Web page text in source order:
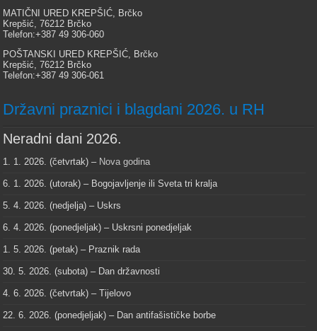
MATIČNI URED KREPŠIĆ, Brčko
Krepšić, 76212 Brčko
Telefon:+387 49 306-060
POŠTANSKI URED KREPŠIĆ, Brčko
Krepšić, 76212 Brčko
Telefon:+387 49 306-061
Državni praznici i blagdani 2026. u RH
Neradni dani 2026.
1. 1. 2026. (četvrtak) – Nova godina
6. 1. 2026. (utorak) – Bogojavljenje ili Sveta tri kralja
5. 4. 2026. (nedjelja) – Uskrs
6. 4. 2026. (ponedjeljak) – Uskrsni ponedjeljak
1. 5. 2026. (petak) – Praznik rada
30. 5. 2026. (subota) – Dan državnosti
4. 6. 2026. (četvrtak) – Tijelovo
22. 6. 2026. (ponedjeljak) – Dan antifašističke borbe